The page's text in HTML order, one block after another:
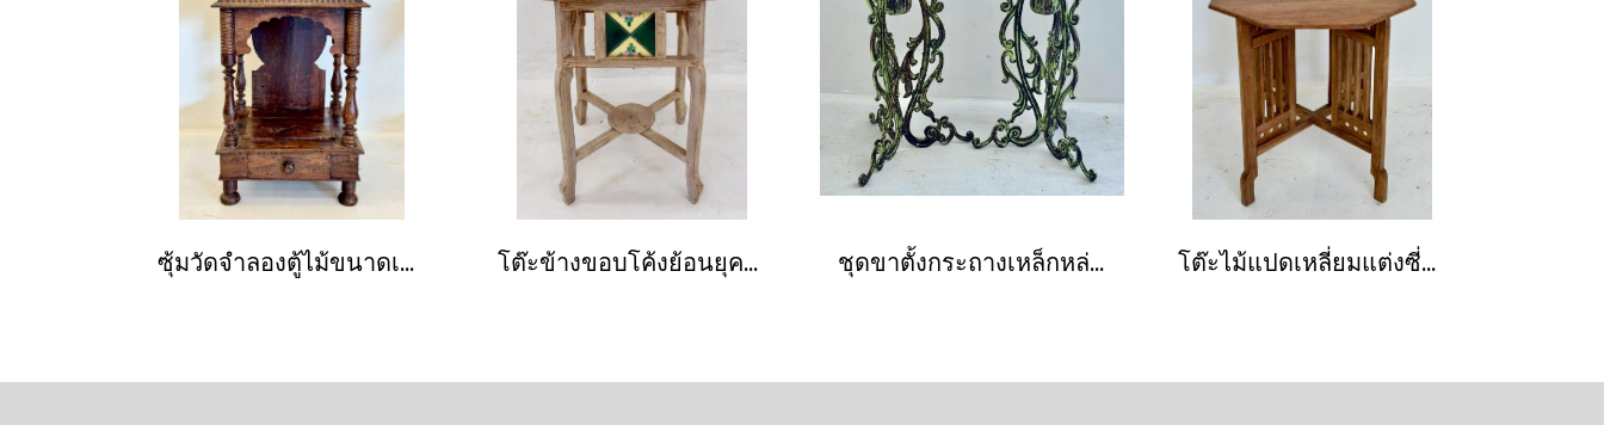
ซุ้มวัดจำลองตู้ไม้ขนาดเล็กพร้อมช่องลิ้นชัก โต๊ะข้างขอบโค้งย้อนยุคแต่งแผ่นกระเบื้อง ชุดขาตั้งกระถางเหล็กหล่อวินเทจสีเขียวเก่า โต๊ะไม้แปดเหลี่ยมแต่งซี่ไม้ระแนงสไตล์วินเทจ